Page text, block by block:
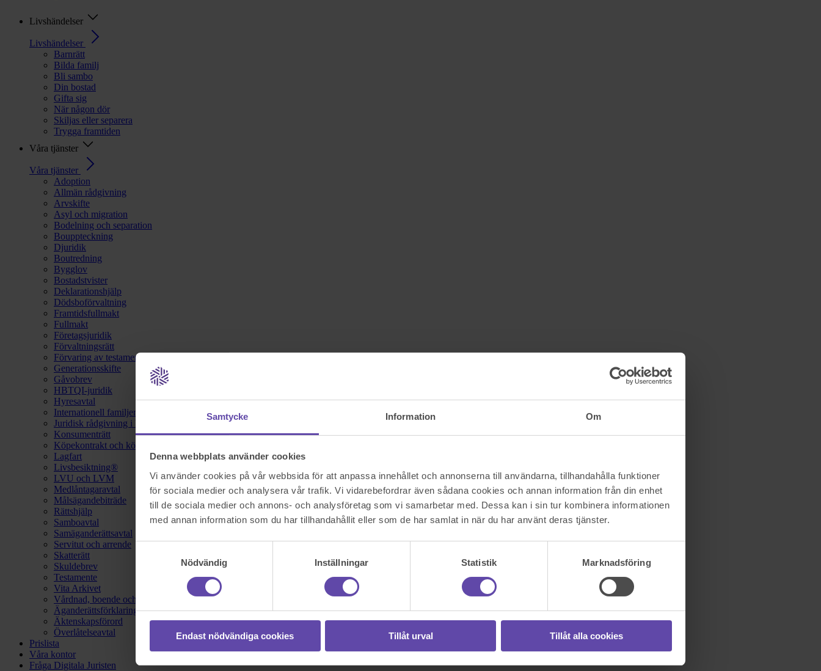
Samtycke Information Om
Denna webbplats använder cookies
Vi använder cookies på vår webbsida för att anpassa innehållet och annonserna till användarna, tillhandahålla funktioner
för sociala medier och analysera vår trafik. Vi vidarebefordrar även sådana cookies och annan information från din enhet
till de sociala medier och annons- och analysföretag som vi samarbetar med. Dessa kan i sin tur kombinera informationen
med annan information som du har tillhandahållit eller som de har samlat in när du har använt deras tjänster.
Nödvändig
Inställningar Statistik Marknadsföring
Endast nödvändiga cookies Tillåt urval Tillåt alla cookies
Livshändelser
Livshändelser
Barnrätt
Bilda familj
Bli sambo
Din bostad
Gifta sig
När någon dör
Skiljas eller separera
Trygga framtiden
Våra tjänster
Våra tjänster
Adoption
Allmän rådgivning
Arvskifte
Asyl och migration
Bodelning och separation
Bouppteckning
Djuridik
Boutredning
Bygglov
Bostadstvister
Deklarationshjälp
Dödsboförvaltning
Framtidsfullmakt
Fullmakt
Företagsjuridik
Förvaltningsrätt
Förvaring av testamente
Generationsskifte
Gåvobrev
HBTQI-juridik
Hyresavtal
Internationell familjerätt
Juridisk rådgivning i hemförsäkring
Konsumenträtt
Köpekontrakt och köpebrev
Lagfart
Livsbesiktning®
LVU och LVM
Medlåntagaravtal
Målsägandebiträde
Rättshjälp
Samboavtal
Samäganderättsavtal
Servitut och arrende
Skatterätt
Skuldebrev
Testamente
Vita Arkivet
Vårdnad, boende och umgänge
Äganderättsförklaring
Äktenskapsförord
Överlåtelseavtal
Prislista
Våra kontor
Fråga Digitala Juristen